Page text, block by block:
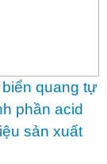
quang tự
phần acid
sản xuất